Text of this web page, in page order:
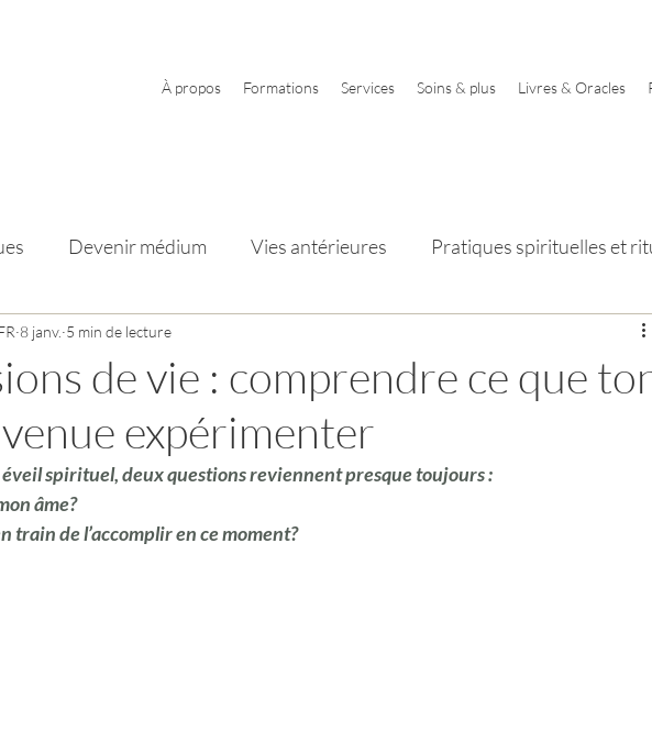
À propos Formations Services Soins & plus Livres & Oracles
Devenir médium Vies antérieures Pratiques spirituelles et
Éléments et élémentaux
de vie : comprendre ce que
expérimenter
8 janv. 5 min de lecture
éveil spirituel, deux questions reviennent presque toujours :
âme?
train de l’accomplir en ce moment?